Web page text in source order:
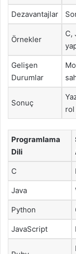
Dezavantajlar
Örnekler
C,
Gelişen
Durumlar
Sonuç
rol
Programlama
Dili
C
Java
Python
JavaScript